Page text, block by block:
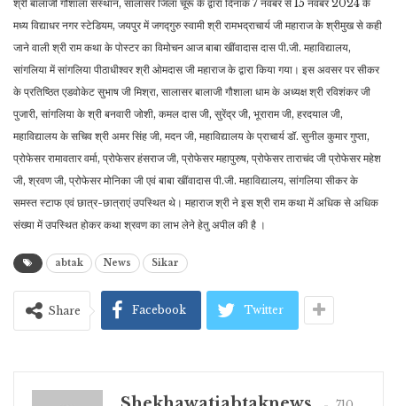
श्री बालाजी गौशाला संस्थान, सालासर जिला चूरू के द्वारा दिनांक 7 नवंबर से 15 नवंबर 2024 के
मध्य विद्याधर नगर स्टेडियम, जयपुर में जगद्गुरु स्वामी श्री रामभद्राचार्य जी महाराज के श्रीमुख से कही
जाने वाली श्री राम कथा के पोस्टर का विमोचन आज बाबा खींवादास दास पी.जी. महाविद्यालय,
सांगलिया में सांगलिया पीठाधीश्वर श्री ओमदास जी महाराज के द्वारा किया गया। इस अवसर पर सीकर
के प्रतिष्ठित एडवोकेट सुभाष जी मिश्रा, सालासर बालाजी गौशाला धाम के अध्यक्ष श्री रविशंकर जी
पुजारी, सांगलिया के श्री बनवारी जोशी, कमल दास जी, सुरेंद्र जी, भूराराम जी, हरदयाल जी,
महाविद्यालय के सचिव श्री अमर सिंह जी, मदन जी, महाविद्यालय के प्राचार्य डॉ. सुनील कुमार गुप्ता,
प्रोफेसर रामावतार वर्मा, प्रोफेसर हंसराज जी, प्रोफेसर महापुरुष, प्रोफेसर ताराचंद जी प्रोफेसर महेश
जी, श्रवण जी, प्रोफेसर मोनिका जी एवं बाबा खींवादास पी.जी. महाविद्यालय, सांगलिया सीकर के
समस्त स्टाफ एवं छात्र-छात्राएं उपस्थित थे। महाराज श्री ने इस श्री राम कथा में अधिक से अधिक
संख्या में उपस्थित होकर कथा श्रवण का लाभ लेने हेतु अपील की है ।
abtak News Sikar
Share Facebook Twitter